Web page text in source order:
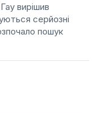
вирішив
серйозні
пошук